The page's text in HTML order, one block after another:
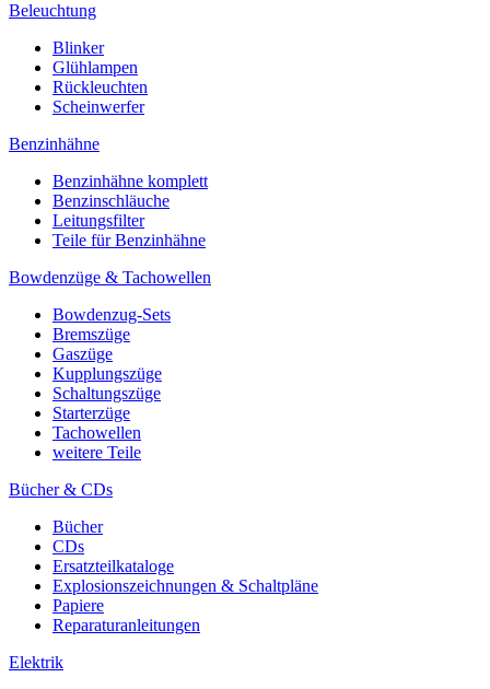
Beleuchtung
Blinker
Glühlampen
Rückleuchten
Scheinwerfer
Benzinhähne
Benzinhähne komplett
Benzinschläuche
Leitungsfilter
Teile für Benzinhähne
Bowdenzüge & Tachowellen
Bowdenzug-Sets
Bremszüge
Gaszüge
Kupplungszüge
Schaltungszüge
Starterzüge
Tachowellen
weitere Teile
Bücher & CDs
Bücher
CDs
Ersatzteilkataloge
Explosionszeichnungen & Schaltpläne
Papiere
Reparaturanleitungen
Elektrik